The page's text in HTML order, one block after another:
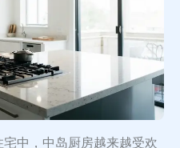
中，中岛厨房越来越受欢